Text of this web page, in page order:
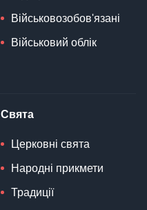
Військовозобов'язані
Військовий облік
Свята
Церковні свята
Народні прикмети
Традиції